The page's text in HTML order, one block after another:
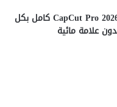
حصريا كاب كت برو CapCut Pro 2026 كامل بكل
علامة مائية